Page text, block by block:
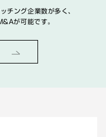
チング企業数が多く、
が可能です。